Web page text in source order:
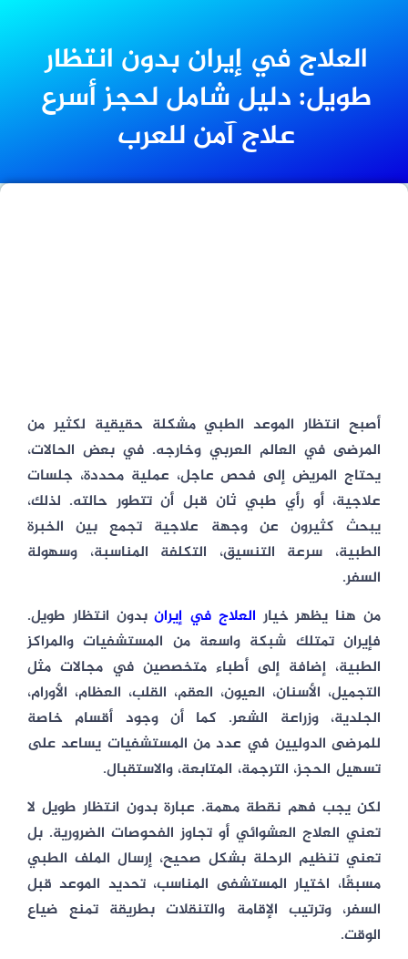
العلاج في إيران بدون انتظار
طويل: دليل شامل لحجز أسرع
علاج آمن للعرب
أصبح انتظار الموعد الطبي مشكلة حقيقية لكثير من
المرضى في العالم العربي وخارجه. في بعض الحالات،
يحتاج المريض إلى فحص عاجل، عملية محددة، جلسات
علاجية، أو رأي طبي ثان قبل أن تتطور حالته. لذلك،
يبحث كثيرون عن وجهة علاجية تجمع بين الخبرة
الطبية، سرعة التنسيق، التكلفة المناسبة، وسهولة
السفر.
من هنا يظهر خيار العلاج في إيرانبدون انتظار طويل.
فإيران تمتلك شبكة واسعة من المستشفيات والمراكز
الطبية، إضافة إلى أطباء متخصصين في مجالات مثل
التجميل، الأسنان، العيون، العقم، القلب، العظام، الأورام،
الجلدية، وزراعة الشعر. كما أن وجود أقسام خاصة
للمرضى الدوليين في عدد من المستشفيات يساعد على
تسهيل الحجز، الترجمة، المتابعة، والاستقبال.
لكن يجب فهم نقطة مهمة. عبارة بدون انتظار طويل لا
تعني العلاج العشوائي أو تجاوز الفحوصات الضرورية. بل
تعني تنظيم الرحلة بشكل صحيح، إرسال الملف الطبي
مسبقًا، اختيار المستشفى المناسب، تحديد الموعد قبل
السفر، وترتيب الإقامة والتنقلات بطريقة تمنع ضياع
الوقت.